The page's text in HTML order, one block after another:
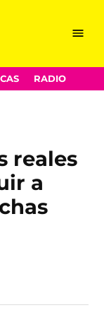
Menu
RADIO
reales
a